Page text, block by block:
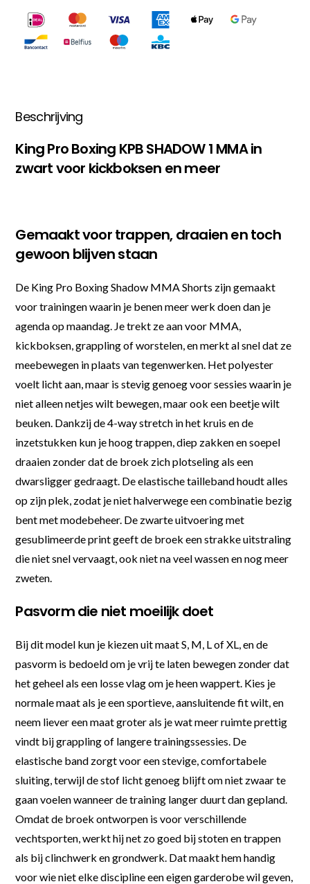
Beschrijving
King Pro Boxing KPB SHADOW 1 MMA in
zwart voor kickboksen en meer
Gemaakt voor trappen, draaien en toch
gewoon blijven staan
De King Pro Boxing Shadow MMA Shorts zijn gemaakt
voor trainingen waarin je benen meer werk doen dan je
agenda op maandag. Je trekt ze aan voor MMA,
kickboksen, grappling of worstelen, en merkt al snel dat ze
meebewegen in plaats van tegenwerken. Het polyester
voelt licht aan, maar is stevig genoeg voor sessies waarin je
niet alleen netjes wilt bewegen, maar ook een beetje wilt
beuken. Dankzij de 4-way stretch in het kruis en de
inzetstukken kun je hoog trappen, diep zakken en soepel
draaien zonder dat de broek zich plotseling als een
dwarsligger gedraagt. De elastische tailleband houdt alles
op zijn plek, zodat je niet halverwege een combinatie bezig
bent met modebeheer. De zwarte uitvoering met
gesublimeerde print geeft de broek een strakke uitstraling
die niet snel vervaagt, ook niet na veel wassen en nog meer
zweten.
Pasvorm die niet moeilijk doet
Bij dit model kun je kiezen uit maat S, M, L of XL, en de
pasvorm is bedoeld om je vrij te laten bewegen zonder dat
het geheel als een losse vlag om je heen wappert. Kies je
normale maat als je een sportieve, aansluitende fit wilt, en
neem liever een maat groter als je wat meer ruimte prettig
vindt bij grappling of langere trainingssessies. De
elastische band zorgt voor een stevige, comfortabele
sluiting, terwijl de stof licht genoeg blijft om niet zwaar te
gaan voelen wanneer de training langer duurt dan gepland.
Omdat de broek ontworpen is voor verschillende
vechtsporten, werkt hij net zo goed bij stoten en trappen
als bij clinchwerk en grondwerk. Dat maakt hem handig
voor wie niet elke discipline een eigen garderobe wil geven,